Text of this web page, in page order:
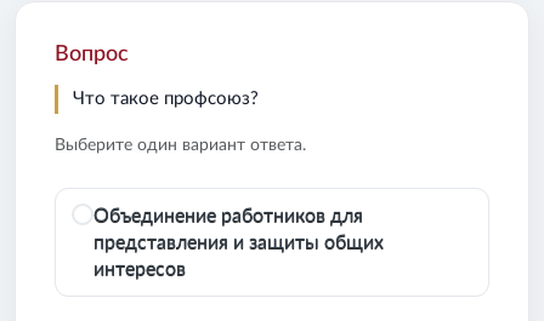
Вопрос
Что такое профсоюз?
Выберите один вариант ответа.
Объединение работников для
представления и защиты общих
интересов